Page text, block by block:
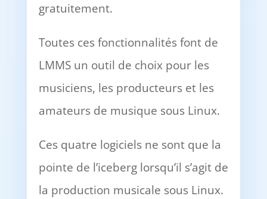
gratuitement.
Toutes ces fonctionnalités font de
LMMS un outil de choix pour les
musiciens, les producteurs et les
amateurs de musique sous Linux.
Ces quatre logiciels ne sont que la
pointe de l’iceberg lorsqu’il s’agit de
la production musicale sous Linux.